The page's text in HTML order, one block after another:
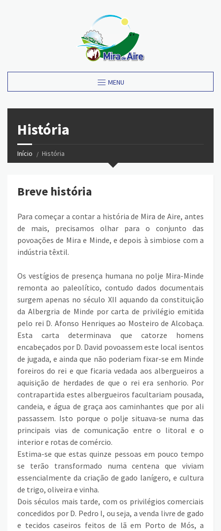
MENU
História
Início História
Breve história
Para começar a contar a história de Mira de Aire, antes
de mais, precisamos olhar para o conjunto das
povoações de Mira e Minde, e depois à simbiose com a
indústria têxtil.
Os vestígios de presença humana no polje Mira-Minde
remonta ao paleolítico, contudo dados documentais
surgem apenas no século XII aquando da constituição
da Albergria de Minde por carta de privilégio emitida
pelo rei D. Afonso Henriques ao Mosteiro de Alcobaça.
Esta carta determinava que catorze homens
encabeçados por D. David povoassem este local isentos
de jugada, e ainda que não poderiam fixar-se em Minde
foreiros do rei e que ficaria vedada aos albergueiros a
aquisição de herdades de que o rei era senhorio. Por
contrapartida estes albergueiros facultariam pousada,
candeia, e água de graça aos caminhantes que por ali
passassem. Isto porque o polje situava-se numa das
principais vias de comunicação entre o litoral e o
interior e rotas de comércio.
Estima-se que estas quinze pessoas em pouco tempo
se terão transformado numa centena que viviam
essencialmente da criação de gado lanígero, e cultura
de trigo, oliveira e vinha.
Dois séculos mais tarde, com os privilégios comerciais
concedidos por D. Pedro I, ou seja, a venda livre de gado
e tecidos caseiros feitos de lã em Porto de Mós, a